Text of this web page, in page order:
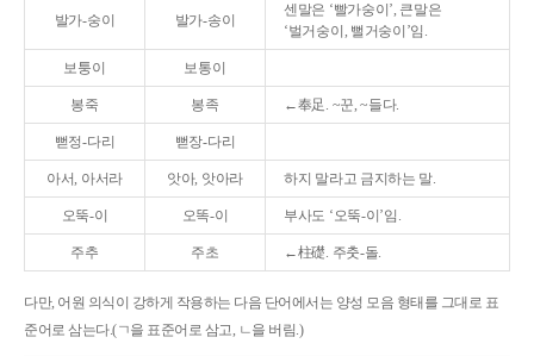
발가-숭이 발가-송이
센말은 ‘빨가숭이’, 큰말은
‘벌거숭이, 뻘거숭이’임.
보퉁이 보통이
봉죽 봉족 ←奉足. ~꾼, ~들다.
뻗정-다리 뻗장-다리
아서, 아서라 앗아, 앗아라 하지 말라고 금지하는 말.
오뚝-이 오똑-이 부사도 ‘오뚝-이’임.
주추 주초 ←柱礎. 주춧-돌.
다만, 어원 의식이 강하게 작용하는 다음 단어에서는 양성 모음 형태를 그대로 표
준어로 삼는다.(ㄱ을 표준어로 삼고, ㄴ을 버림.)